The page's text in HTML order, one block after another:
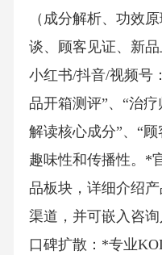
（成分解析、功效
谈、顾客见证、新
小红书/抖音/视频号
品开箱测评”、“治
解读核心成分”、“
趣味性和传播性。*
品板块，详细介绍
渠道，并可嵌入咨
口碑扩散：*专业